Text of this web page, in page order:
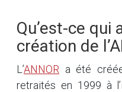
Qu’est-ce qui
création de
L’ANNOR a été
retraités en 1999 à